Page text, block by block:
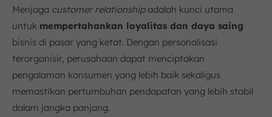
Menjaga customer relationshipadalah kunci utama
untuk mempertahankan loyalitas dan daya saing
bisnis di pasar yang ketat. Dengan personalisasi
terorganisir, perusahaan dapat menciptakan
pengalaman konsumen yang lebih baik sekaligus
memastikan pertumbuhan pendapatan yang lebih stabil
dalam jangka panjang.